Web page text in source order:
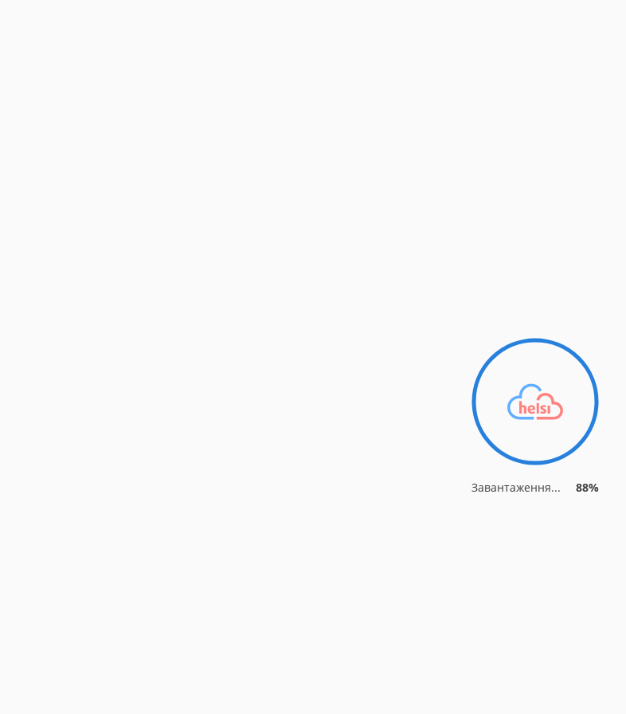
Завантаження... 93%